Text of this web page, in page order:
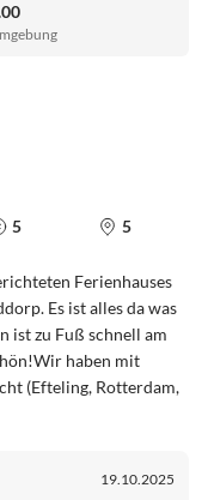
5 5
Ferienhauses
Es ist alles da was
ist zu Fuß schnell am
haben mit
(Efteling, Rotterdam,
19.10.2025